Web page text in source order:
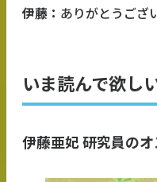
伊藤： ありがとうござ
いま読んで欲し
伊藤亜妃 研究員の